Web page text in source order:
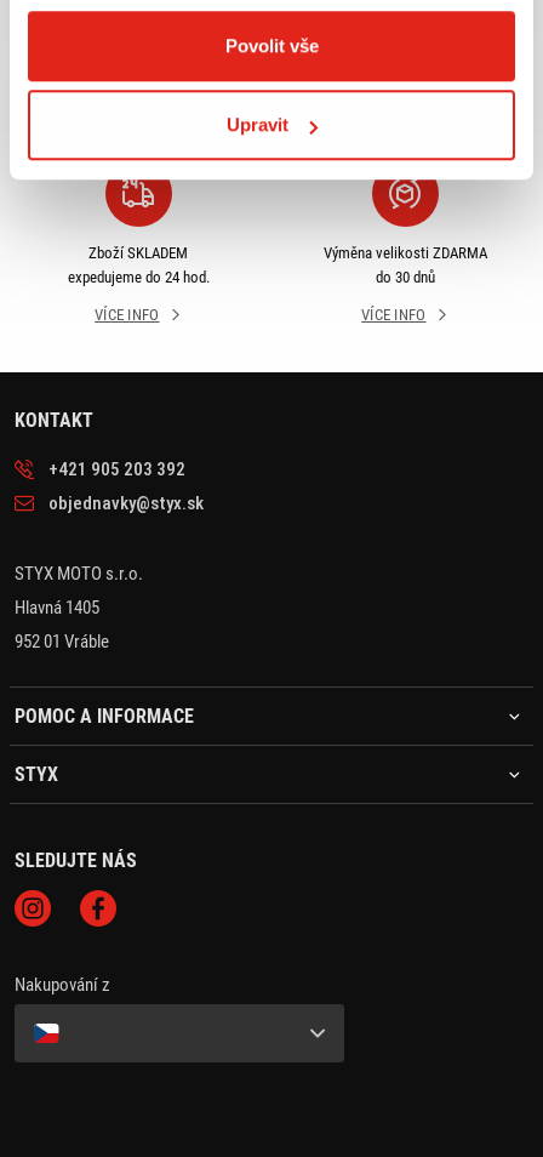
Povolit vše
Upravit
odběru
rámci ČR
Zboží SKLADEM
expedujeme do 24 hod.
VÍCE INFO
Výměna velikosti ZDARMA
do 30 dnů
VÍCE INFO
KONTAKT
+421 905 203 392
objednavky@styx.sk
STYX MOTO s.r.o.
Hlavná 1405
952 01 Vráble
POMOC A INFORMACE
STYX
SLEDUJTE NÁS
Nakupování z